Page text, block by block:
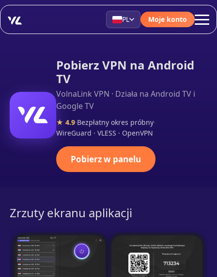
PL Moje konto
Pobierz VPN na Android
TV
VolnaLink VPN · Działa na Android TV i
Google TV
★ 4.9·Bezpłatny okres próbny·
WireGuard · VLESS · OpenVPN
Pobierz w panelu
Zrzuty ekranu aplikacji